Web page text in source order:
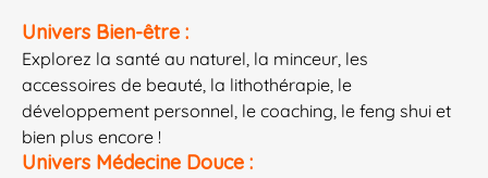
Univers Bien-être :
Explorez la santé au naturel, la minceur, les
accessoires de beauté, la lithothérapie, le
développement personnel, le coaching, le feng shui et
bien plus encore !
Univers Médecine Douce :